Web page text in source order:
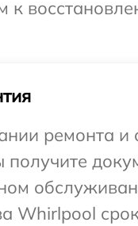
к
ремонта и
получите
Whirlpool